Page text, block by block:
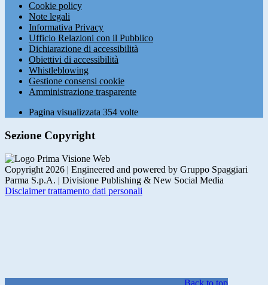
Cookie policy
Note legali
Informativa Privacy
Ufficio Relazioni con il Pubblico
Dichiarazione di accessibilità
Obiettivi di accessibilità
Whistleblowing
Gestione consensi cookie
Amministrazione trasparente
Pagina visualizzata 354 volte
Sezione Copyright
Copyright 2026 | Engineered and powered by Gruppo Spaggiari
Parma S.p.A. | Divisione Publishing & New Social Media
Disclaimer trattamento dati personali
Back to top